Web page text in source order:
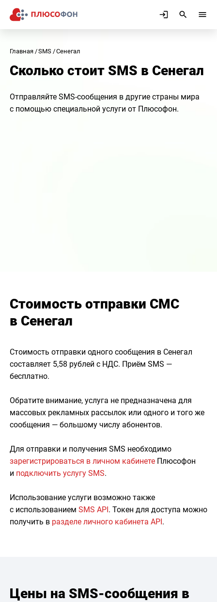
Главная SMS Сенегал
Сколько стоит SMS в Сенегал
Отправляйте SMS-сообщения в другие страны мира
с помощью специальной услуги от Плюсофон.
Стоимость отправки СМС
в Сенегал
Стоимость отправки одного сообщения в Сенегал
составляет 5,58 рублей с НДС. Приём SMS —
бесплатно.
Обратите внимание, услуга не предназначена для
массовых рекламных рассылок или одного и того же
сообщения — большому числу абонентов.
Для отправки и получения SMS необходимо
зарегистрироваться в личном кабинете Плюсофон
и подключить услугу SMS.
Использование услуги возможно также
с использованием SMS API. Токен для доступа можно
получить в разделе личного кабинета API.
Цены на SMS-сообщения в